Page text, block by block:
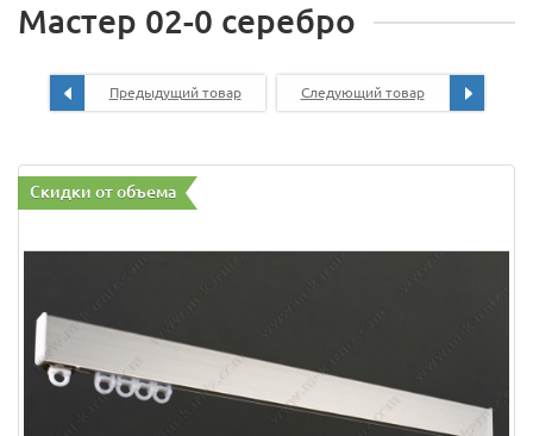
Мастер 02-0 серебро
Предыдущий товар Следующий товар
Скидки от объема